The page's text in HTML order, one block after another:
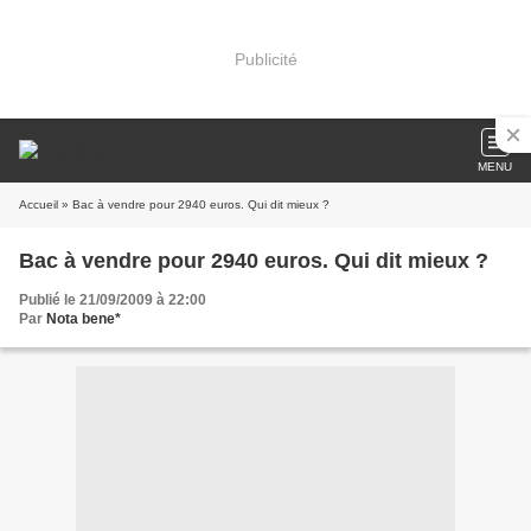
Publicité
MENU
Accueil » Bac à vendre pour 2940 euros. Qui dit mieux ?
Bac à vendre pour 2940 euros. Qui dit mieux ?
Publié le 21/09/2009 à 22:00
Par Nota bene*